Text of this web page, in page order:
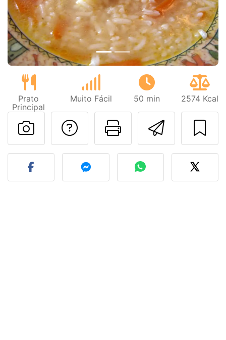
Prato
Principal
Muito Fácil 50 min 2574 Kcal
Imprima
Falar com o autor
Fez esta receita?